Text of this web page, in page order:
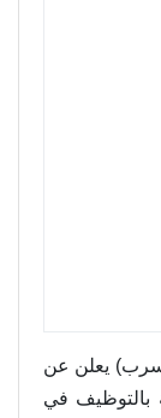
(سرب) يعلن عن
بالتوظيف في